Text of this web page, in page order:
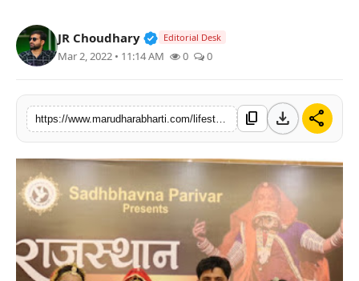
शिक्षा
वीडियो
JR Choudhary Verified Public Figure • 30 Mar,
Editorial Desk
Mar 2, 2022 • 11:14 AM 0 0
content_copy download share